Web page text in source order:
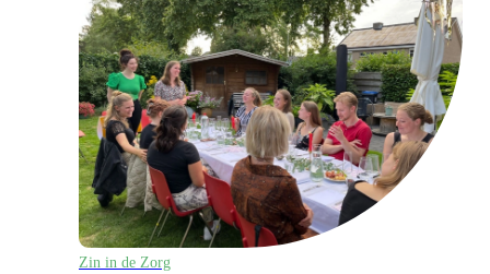
Zin in de Zorg